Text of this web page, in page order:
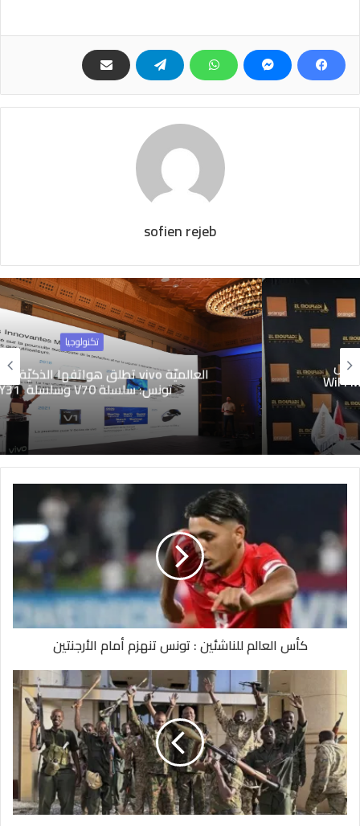
sofien rejeb
تكنولوجيا
العالميّة vivo تطلق هواتفها الذكيّة الجديدة في
تونس: سلسلة V70 وسلسلة Y31
كأس العالم للناشئين : تونس تنهزم أمام الأرجنتين